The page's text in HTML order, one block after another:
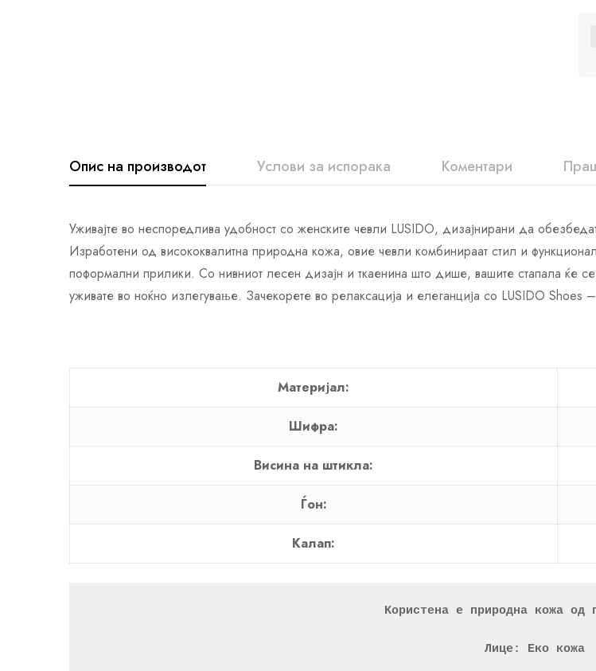
Опис на производот Услови за испорака Коментари
Уживајте во неспоредлива удобност со женските чевли LUSIDO, дизајнирани да
Изработени од висококвалитна природна кожа, овие чевли комбинираат стил и
поформални прилики. Со нивниот лесен дизајн и ткаенина што дише, вашите стапала ќе
уживате во ноќно излегување. Зачекорете во релаксација и елеганција со LUSIDO
Материјал:
Шифра:
Висина на штикла:
Ѓон:
Калап:
Користена е природна кожа од
Лице: Еко кожа